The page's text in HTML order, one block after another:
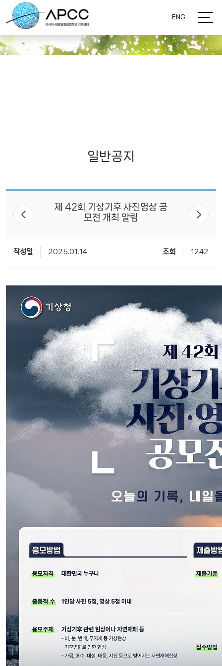
ENG
일반공지
제 42회 기상기후 사진영상 공
모전 개최 알림
작성일 2025.01.14 조회 1242